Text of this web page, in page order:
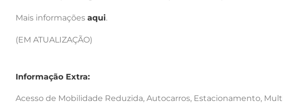
Mais informações aqui.
(EM ATUALIZAÇÃO)
Informação Extra:
Acesso de Mobilidade Reduzida, Autocarros, Estacionamento,